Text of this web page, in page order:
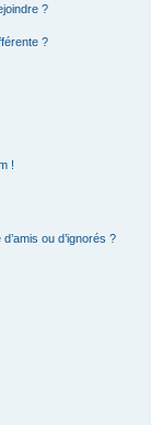
?
?
!
ou d’ignorés ?